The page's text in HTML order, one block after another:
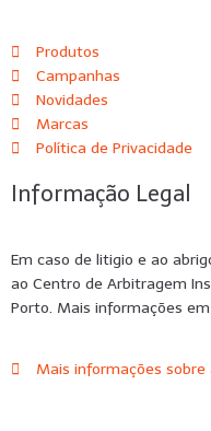
Produtos
Campanhas
Novidades
Marcas
Política de Privacidade
Informação Legal
Em caso de litigio e ao
ao Centro de Arbitragem
Porto. Mais informações em
Mais informações